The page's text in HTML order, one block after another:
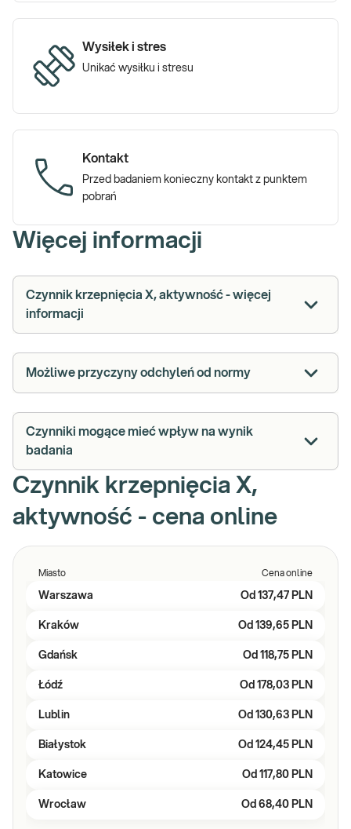
Wysiłek i stres
Unikać wysiłku i stresu
Kontakt
Przed badaniem konieczny kontakt z punktem
pobrań
Więcej informacji
Czynnik krzepnięcia X, aktywność - więcej
informacji
Możliwe przyczyny odchyleń od normy
Czynniki mogące mieć wpływ na wynik
badania
Czynnik krzepnięcia X,
aktywność - cena online
Miasto Cena online
Warszawa Od 137,47 PLN
Kraków Od 139,65 PLN
Gdańsk Od 118,75 PLN
Łódź Od 178,03 PLN
Lublin Od 130,63 PLN
Białystok Od 124,45 PLN
Katowice Od 117,80 PLN
Wrocław Od 68,40 PLN